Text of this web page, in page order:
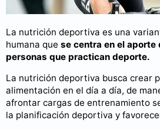
La nutrición deportiva es una
humana que se centra en el aporte
personas que practican deporte.
La nutrición deportiva busca crear
alimentación en el día a día, de
afrontar cargas de entrenamiento
la planificación deportiva y